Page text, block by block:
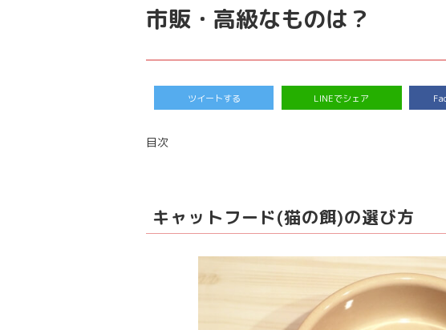
市販・高級なものは？
ツイートする LINEでシェア
目次
キャットフード(猫の餌)の選び方